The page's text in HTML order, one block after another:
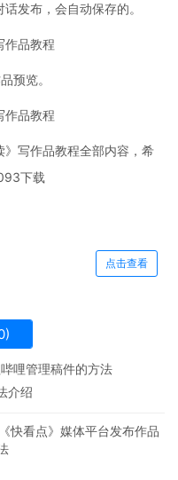
发布，会自动保存的。
预览。
写作品教程全部内容，希
下载
点击查看
)
哩管理稿件的方法
介绍